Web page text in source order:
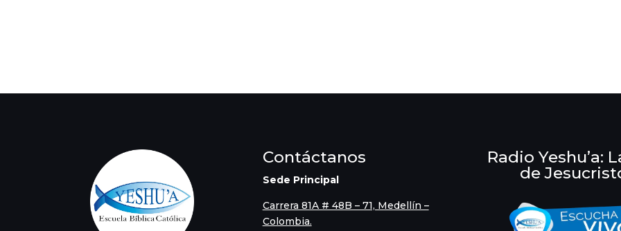
Contáctanos
Sede Principal
Carrera 81A # 48B – 71, Medellín –
Colombia.
Radio Yeshu’a:
de